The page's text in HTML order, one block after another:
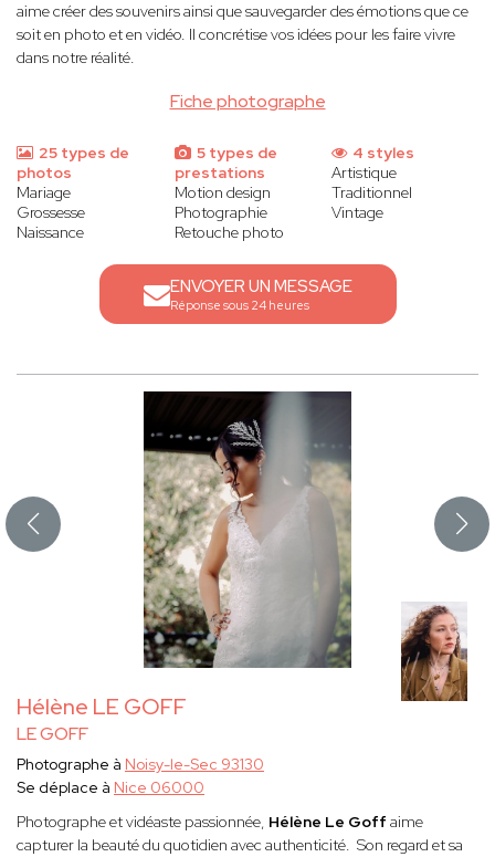
Fiche photographe
aime créer des souvenirs ainsi que sauvegarder des émotions que ce
soit en photo et en vidéo. Il concrétise vos idées pour les faire vivre
dans notre réalité.
25 types de
photos
Mariage
Grossesse
Naissance
5 types de
prestations
Motion design
Photographie
Retouche photo
4 styles
Artistique
Traditionnel
Vintage
ENVOYER UN MESSAGE
Réponse sous 24 heures
Hélène LE GOFF
LE GOFF
Photographe à Noisy-le-Sec 93130
Se déplace à Nice 06000
Photographe et vidéaste passionnée, Hélène Le Goff aime
capturer la beauté du quotidien avec authenticité. Son regard et sa